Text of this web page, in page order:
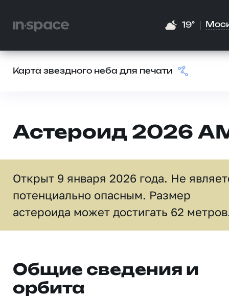
19°
Карта звездного неба для печати
Астероид 2026
Открыт 9 января 2026 года. Не
потенциально опасным. Размер
астероида может достигать 62
Общие сведения и
орбита